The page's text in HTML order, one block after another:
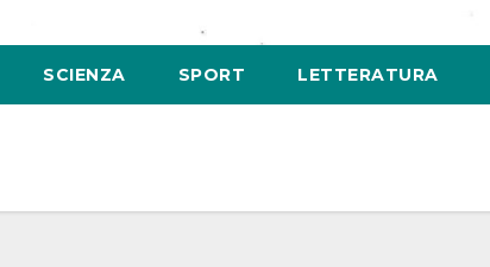
SCIENZA SPORT LETTERATURA